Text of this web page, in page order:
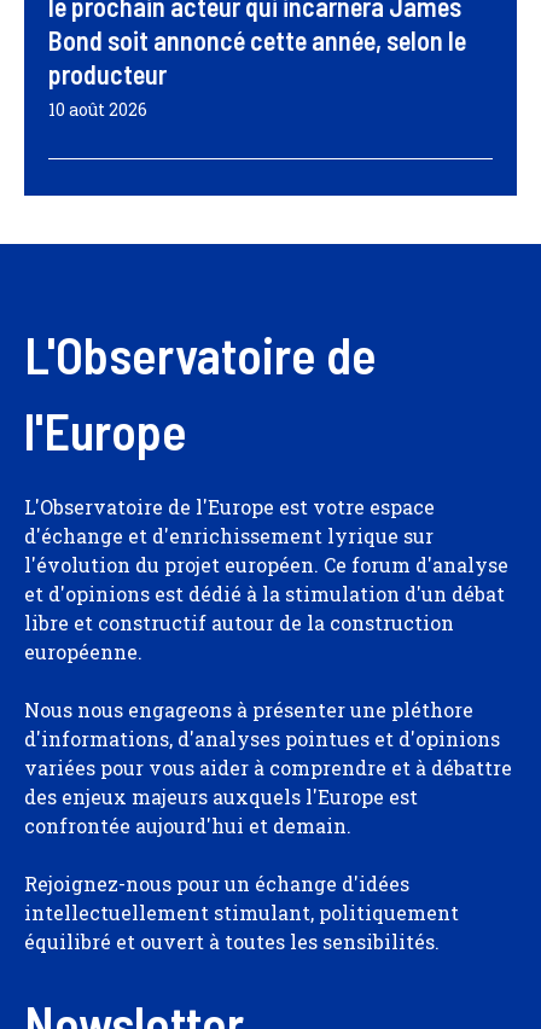
le prochain acteur qui incarnera James
Bond soit annoncé cette année, selon le
producteur
10 août 2026
L'Observatoire de
l'Europe
L'Observatoire de l'Europe est votre espace
d'échange et d'enrichissement lyrique sur
l'évolution du projet européen. Ce forum d'analyse
et d'opinions est dédié à la stimulation d'un débat
libre et constructif autour de la construction
européenne.
Nous nous engageons à présenter une pléthore
d'informations, d'analyses pointues et d'opinions
variées pour vous aider à comprendre et à débattre
des enjeux majeurs auxquels l'Europe est
confrontée aujourd'hui et demain.
Rejoignez-nous pour un échange d'idées
intellectuellement stimulant, politiquement
équilibré et ouvert à toutes les sensibilités.